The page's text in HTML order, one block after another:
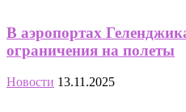
В аэропортах
ограничения на полеты
Новости 13.11.2025